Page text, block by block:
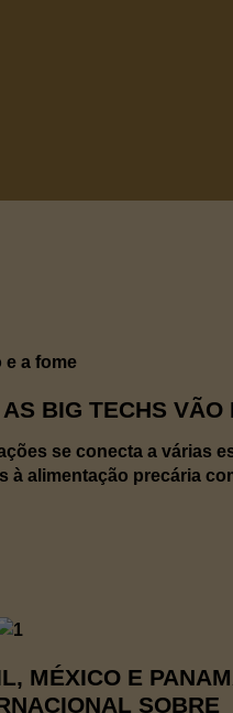
BIG TECHS VÃO
se conecta a várias
à alimentação precária
MÉXICO E
SOBRE